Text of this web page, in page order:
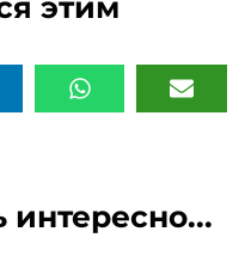
этим